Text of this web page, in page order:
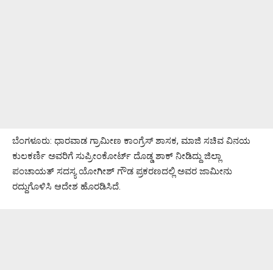
ಬೆಂಗಳೂರು: ಧಾರವಾಡ ಗ್ರಾಮೀಣ ಕಾಂಗ್ರೆಸ್ ಶಾಸಕ, ಮಾಜಿ ಸಚಿವ ವಿನಯ
ಕುಲಕರ್ಣಿ ಅವರಿಗೆ ಸುಪ್ರೀಂಕೋರ್ಟ್ ದೊಡ್ಡ ಶಾಕ್ ನೀಡಿದ್ದು ಜಿಲ್ಲಾ
ಪಂಚಾಯತ್ ಸದಸ್ಯ ಯೋಗೀಶ್ ಗೌಡ ಪ್ರಕರಣದಲ್ಲಿ ಅವರ ಜಾಮೀನು
ರದ್ದುಗೊಳಿಸಿ ಆದೇಶ ಹೊರಡಿಸಿದೆ.